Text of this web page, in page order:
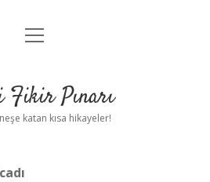
Anasayfa
Yasal Uyarı
menüyü
Fikir Pınarı
katan kısa hikayeler!